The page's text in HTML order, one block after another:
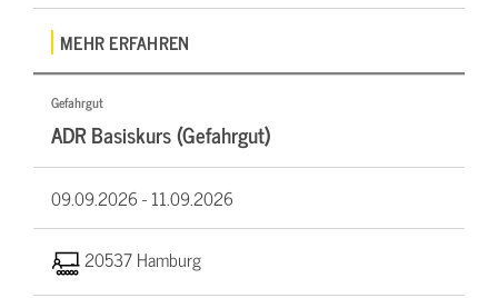
MEHR ERFAHREN
Gefahrgut
ADR Basiskurs (Gefahrgut)
09.09.2026 -11.09.2026
20537 Hamburg